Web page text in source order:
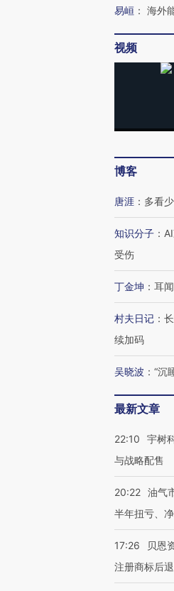
易峘 ： 海外
视频
博客
唐涯 ： 多看
知识分子 ：
受伤
丁金坤 ： 耳
村夫日记 ：
续加码
吴晓波 ： “沉
最新文章
22:10
宇树
与战略配售
20:22 油气
半年扭亏、
17:26
贝恩
注册商标后